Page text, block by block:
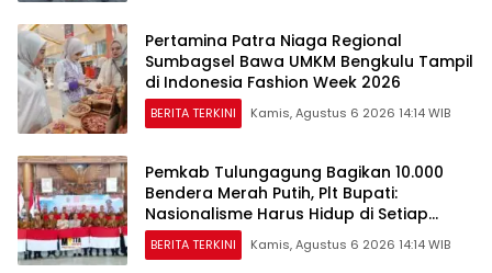
Pertamina Patra Niaga Regional
Sumbagsel Bawa UMKM Bengkulu Tampil
di Indonesia Fashion Week 2026
BERITA TERKINI Kamis, Agustus 6 2026 14:14 WIB
Pemkab Tulungagung Bagikan 10.000
Bendera Merah Putih, Plt Bupati:
Nasionalisme Harus Hidup di Setiap
Rumah
BERITA TERKINI Kamis, Agustus 6 2026 14:14 WIB